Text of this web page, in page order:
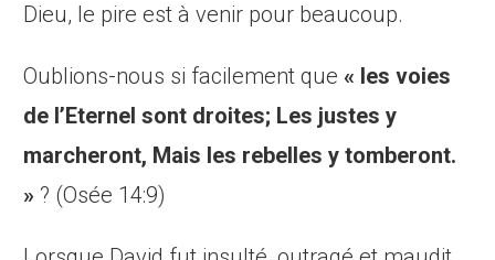
Dieu, le pire est à venir pour beaucoup.
Oublions-nous si facilement que« les voies
de l’Eternel sont droites; Les justes y
marcheront, Mais les rebelles y tomberont.
» ? (Osée 14:9)